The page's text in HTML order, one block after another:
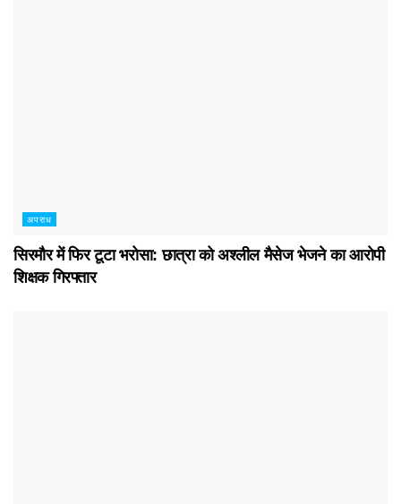
अपराध
सिरमौर में फिर टूटा भरोसा: छात्रा को अश्लील मैसेज भेजने का आरोपी
शिक्षक गिरफ्तार